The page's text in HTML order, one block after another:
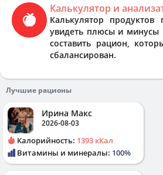
Калькулятор и
Калькулятор продуктов
увидеть плюсы и минусы
составить рацион,
сбалансирован.
Лучшие рационы
Ирина Макс
2026-08-03
Калорийность: 1393 кКал
Витамины и минералы: 100%